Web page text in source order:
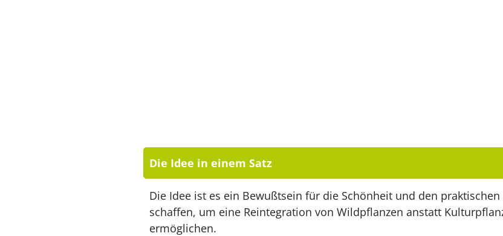
Die Idee in einem Satz
Die Idee ist es ein Bewußtsein für die Schönheit und den
schaffen, um eine Reintegration von Wildpflanzen anstatt
ermöglichen.